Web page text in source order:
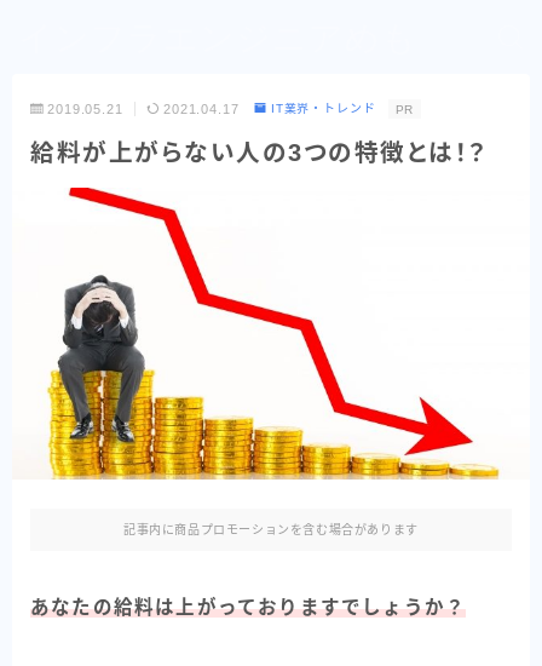
2019.05.21 2021.04.17 IT業界・トレンド PR
給料が上がらない人の3つの特徴とは！？
記事内に商品プロモーションを含む場合があります
あなたの給料は上がっておりますでしょうか？